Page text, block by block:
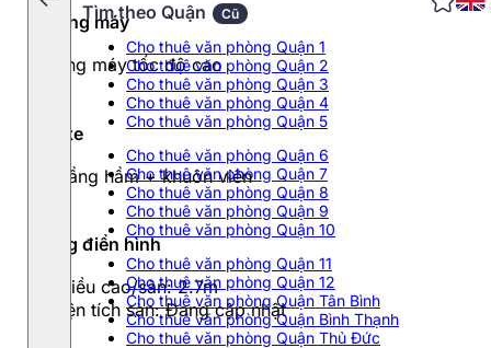
Tìm theo Quận Cũ
Cho thuê văn phòng Quận 1
Cho thuê văn phòng Quận 2
Cho thuê văn phòng Quận 3
Cho thuê văn phòng Quận 4
Cho thuê văn phòng Quận 5
Cho thuê văn phòng Quận 6
Cho thuê văn phòng Quận 7
Cho thuê văn phòng Quận 8
Cho thuê văn phòng Quận 9
Cho thuê văn phòng Quận 10
Cho thuê văn phòng Quận 11
Cho thuê văn phòng Quận 12
Cho thuê văn phòng Quận Tân Bình
Cho thuê văn phòng Quận Bình Thạnh
Cho thuê văn phòng Quận Thủ Đức
Thang máy
Thang máy tốc độ cao
Đỗ xe
02 tầng hầm + khuôn viên
Tầng điển hình
- Chiều cao/sàn: 2.7m
- Diện tích sàn: Đang cập nhật